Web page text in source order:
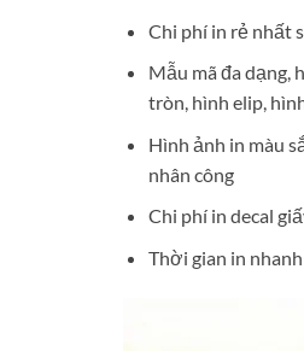
Chi phí in rẻ nhất
Mẫu mã đa dạng,
tròn, hình elip,
Hình ảnh in màu
nhân công
Chi phí in decal
Thời gian in nhanh